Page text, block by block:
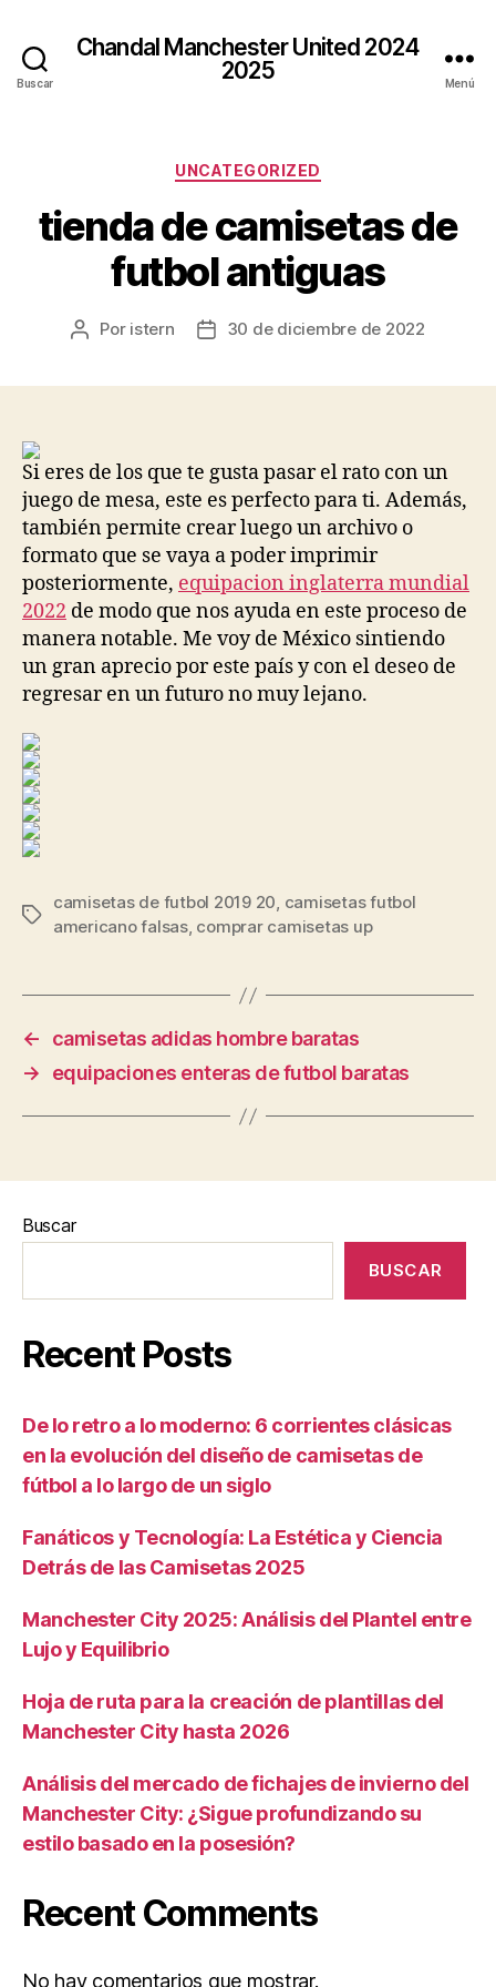
Buscar
Chandal Manchester United 2024
2025
Menú
Categorías
UNCATEGORIZED
tienda de camisetas de
futbol antiguas
Autor
Por istern
Fecha30 de diciembre de 2022
Si eres de los que te gusta pasar el rato con un
juego de mesa, este es perfecto para ti. Además,
también permite crear luego un archivo o
formato que se vaya a poder imprimir
posteriormente, equipacion inglaterra mundial
2022 de modo que nos ayuda en este proceso de
manera notable. Me voy de México sintiendo
un gran aprecio por este país y con el deseo de
regresar en un futuro no muy lejano.
Etiquetas
camisetas de futbol 2019 20, camisetas futbol
americano falsas, comprar camisetas up
←
camisetas adidas hombre baratas
→
equipaciones enteras de futbol baratas
Buscar
BUSCAR
Recent Posts
De lo retro a lo moderno: 6 corrientes clásicas
en la evolución del diseño de camisetas de
fútbol a lo largo de un siglo
Fanáticos y Tecnología: La Estética y Ciencia
Detrás de las Camisetas 2025
Manchester City 2025: Análisis del Plantel entre
Lujo y Equilibrio
Hoja de ruta para la creación de plantillas del
Manchester City hasta 2026
Análisis del mercado de fichajes de invierno del
Manchester City: ¿Sigue profundizando su
estilo basado en la posesión?
Recent Comments
No hay comentarios que mostrar.